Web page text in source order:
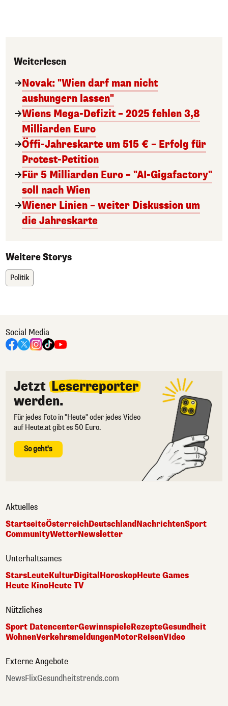
Weiterlesen
Novak: "Wien darf man nicht
aushungern lassen"
Wiens Mega-Defizit – 2025 fehlen 3,8
Milliarden Euro
Öffi-Jahreskarte um 515 € – Erfolg für
Protest-Petition
Für 5 Milliarden Euro – "AI-Gigafactory"
soll nach Wien
Wiener Linien – weiter Diskussion um
die Jahreskarte
Weitere Storys
Politik
Social Media
Jetzt Leserreporter
werden.
Für jedes Foto in "Heute" oder jedes Video
auf Heute.at gibt es 50 Euro.
So geht's
Aktuelles
StartseiteÖsterreichDeutschlandNachrichtenSport
CommunityWetterNewsletter
Unterhaltsames
StarsLeuteKulturDigitalHoroskopHeute Games
Heute KinoHeute TV
Nützliches
Sport DatencenterGewinnspieleRezepteGesundheit
WohnenVerkehrsmeldungenMotorReisenVideo
Externe Angebote
NewsFlixGesundheitstrends.com